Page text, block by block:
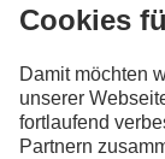
FOLLOW
Tausche jetzt